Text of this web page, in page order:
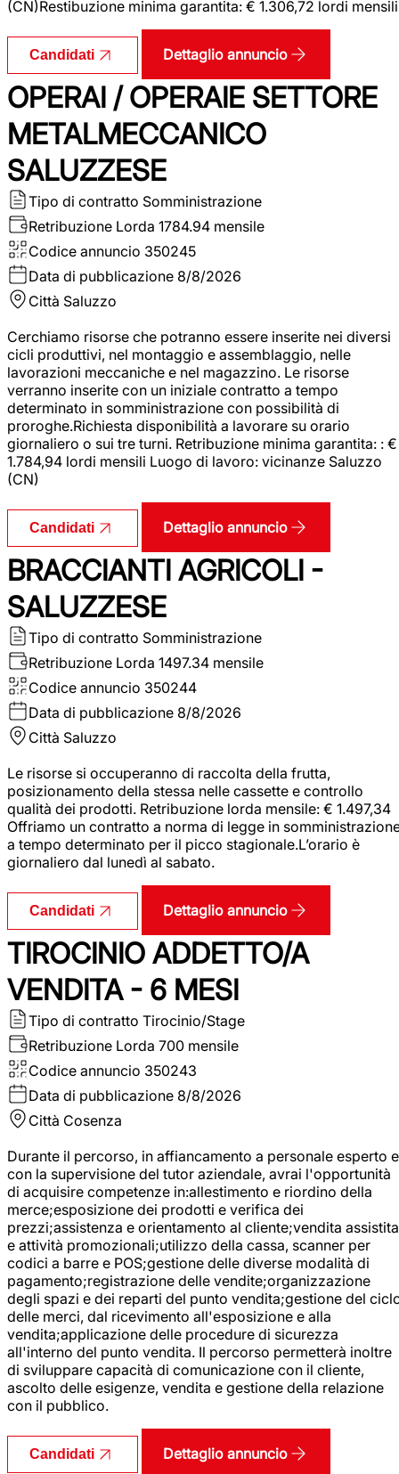
(CN)Restibuzione minima garantita: € 1.306,72 lordi mensili
Candidati Dettaglio annuncio
OPERAI / OPERAIE SETTORE
METALMECCANICO
SALUZZESE
Tipo di contratto Somministrazione
Retribuzione Lorda 1784.94 mensile
Codice annuncio 350245
Data di pubblicazione 8/8/2026
Città Saluzzo
Cerchiamo risorse che potranno essere inserite nei diversi
cicli produttivi, nel montaggio e assemblaggio, nelle
lavorazioni meccaniche e nel magazzino. Le risorse
verranno inserite con un iniziale contratto a tempo
determinato in somministrazione con possibilità di
proroghe.Richiesta disponibilità a lavorare su orario
giornaliero o sui tre turni. Retribuzione minima garantita: : €
1.784,94 lordi mensili Luogo di lavoro: vicinanze Saluzzo
(CN)
Candidati Dettaglio annuncio
BRACCIANTI AGRICOLI -
SALUZZESE
Tipo di contratto Somministrazione
Retribuzione Lorda 1497.34 mensile
Codice annuncio 350244
Data di pubblicazione 8/8/2026
Città Saluzzo
Le risorse si occuperanno di raccolta della frutta,
posizionamento della stessa nelle cassette e controllo
qualità dei prodotti. Retribuzione lorda mensile: € 1.497,34
Offriamo un contratto a norma di legge in
a tempo determinato per il picco stagionale.L’orario è
giornaliero dal lunedì al sabato.
Candidati Dettaglio annuncio
TIROCINIO ADDETTO/A
VENDITA - 6 MESI
Tipo di contratto Tirocinio/Stage
Retribuzione Lorda 700 mensile
Codice annuncio 350243
Data di pubblicazione 8/8/2026
Città Cosenza
Durante il percorso, in affiancamento a personale esperto e
con la supervisione del tutor aziendale, avrai l'opportunità
di acquisire competenze in:allestimento e riordino della
merce;esposizione dei prodotti e verifica dei
prezzi;assistenza e orientamento al cliente;vendita assistita
e attività promozionali;utilizzo della cassa, scanner per
codici a barre e POS;gestione delle diverse modalità di
pagamento;registrazione delle vendite;organizzazione
degli spazi e dei reparti del punto vendita;gestione del
delle merci, dal ricevimento all'esposizione e alla
vendita;applicazione delle procedure di sicurezza
all'interno del punto vendita. Il percorso permetterà inoltre
di sviluppare capacità di comunicazione con il cliente,
ascolto delle esigenze, vendita e gestione della relazione
con il pubblico.
Candidati Dettaglio annuncio